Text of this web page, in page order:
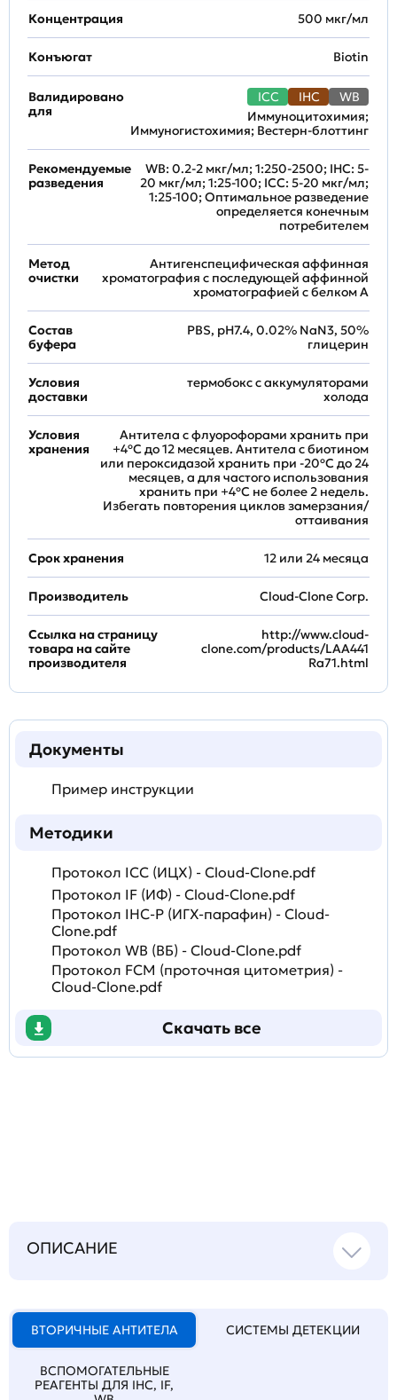
Концентрация 500 мкг/мл
Конъюгат Biotin
Валидировано
для
ICC IHC
WB
Иммуноцитохимия;
Иммуногистохимия; Вестерн-блоттинг
Рекомендуемые
разведения
WB: 0.2-2 мкг/мл; 1:250-2500; IHC: 5-
20 мкг/мл; 1:25-100; ICC: 5-20 мкг/мл;
1:25-100; Оптимальное разведение
определяется конечным
потребителем
Метод
очистки
Антигенспецифическая аффинная
хроматография с последующей аффинной
хроматографией с белком А
Состав
буфера
PBS, pH7.4, 0.02% NaN3, 50%
глицерин
Условия
доставки
термобокс с аккумуляторами
холода
Условия
хранения
Антитела с флуорофорами хранить при
+4ºС до 12 месяцев. Антитела с биотином
или пероксидазой хранить при -20ºС до 24
месяцев, а для частого использования
хранить при +4ºС не более 2 недель.
Избегать повторения циклов замерзания/
оттаивания
Срок хранения 12 или 24 месяца
Производитель Cloud-Clone Corp.
Ссылка на страницу
товара на сайте
производителя
http://www.cloud-
clone.com/products/LAA441
Ra71.html
Документы
Пример инструкции
Методики
Протокол ICC (ИЦХ) - Cloud-Clone.pdf
Протокол IF (ИФ) - Cloud-Clone.pdf
Протокол IHC-P (ИГХ-парафин) - Cloud-
Clone.pdf
Протокол WB (ВБ) - Cloud-Clone.pdf
Протокол FCM (проточная цитометрия) -
Cloud-Clone.pdf
Скачать все
ОПИСАНИЕ
ВТОРИЧНЫЕ АНТИТЕЛА СИСТЕМЫ ДЕТЕКЦИИ
ВСПОМОГАТЕЛЬНЫЕ
РЕАГЕНТЫ ДЛЯ IHC, IF,